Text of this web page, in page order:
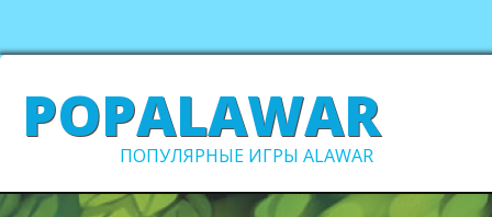
POPALAWAR
ПОПУЛЯРНЫЕ ИГРЫ ALAWAR